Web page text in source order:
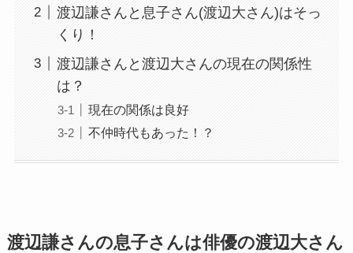
渡辺謙さんと息子さん(渡辺大さん)はそっ
くり！
渡辺謙さんと渡辺大さんの現在の関係性
は？
現在の関係は良好
不仲時代もあった！？
渡辺謙さんの息子さんは俳優の渡辺大さん